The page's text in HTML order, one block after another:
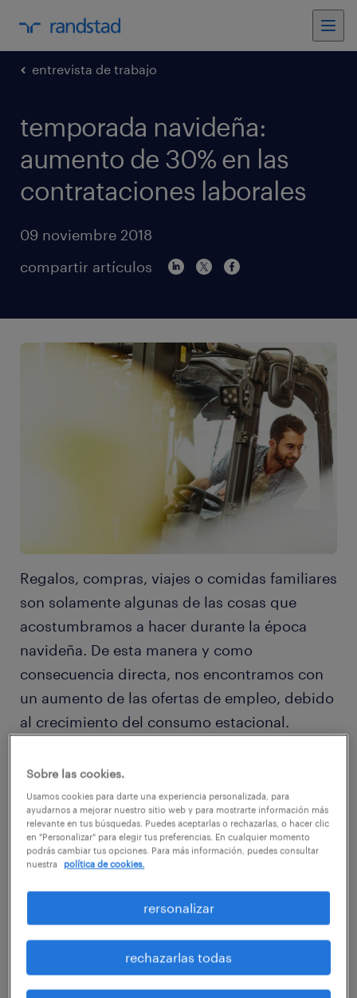
entrevista de trabajo
temporada navideña:
aumento de 30% en las
contrataciones laborales
09 noviembre 2018
compartir artículos
Regalos, compras, viajes o comidas familiares
son solamente algunas de las cosas que
acostumbramos a hacer durante la época
navideña. De esta manera y como
consecuencia directa, nos encontramos con
un aumento de las ofertas de empleo, debido
al crecimiento del consumo estacional.
En este sentido, Randstad prevé que durante
la campaña de Navidad de 2018 las
contrataciones laborales se incrementarán en
al menos un 30%, ya que como en años
anteriores, sectores como comercio,
transporte, logística, retail y hotelería, sufren
un alza en las vacantes de trabajo
disponibles, debido a que están
Sobre las cookies.
Usamos cookies para darte una experiencia personalizada, para
ayudarnos a mejorar nuestro sitio web y para mostrarte información más
relevante en tus búsquedas. Puedes aceptarlas o rechazarlas, o hacer clic
en "Personalizar" para elegir tus preferencias. En cualquier momento
podrás cambiar tus opciones. Para más información, puedes consultar
nuestra
política de cookies.
rersonalizar
rechazarlas todas